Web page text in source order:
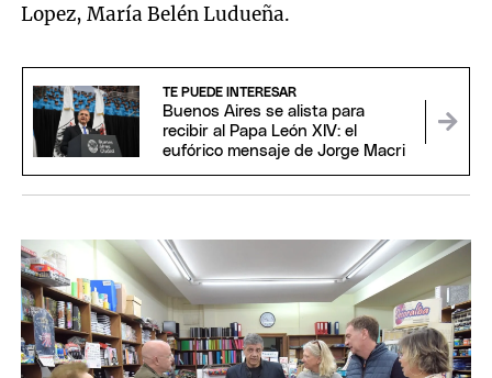
Lopez, María Belén Ludueña.
TE PUEDE INTERESAR
Buenos Aires se alista para
recibir al Papa León XIV: el
eufórico mensaje de Jorge Macri